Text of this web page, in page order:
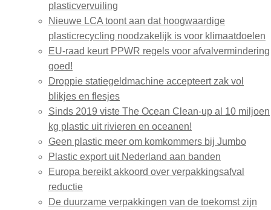
plasticvervuiling
Nieuwe LCA toont aan dat hoogwaardige
plasticrecycling noodzakelijk is voor klimaatdoelen
EU-raad keurt PPWR regels voor afvalvermindering
goed!
Droppie statiegeldmachine accepteert zak vol
blikjes en flesjes
Sinds 2019 viste The Ocean Clean-up al 10 miljoen
kg plastic uit rivieren en oceanen!
Geen plastic meer om komkommers bij Jumbo
Plastic export uit Nederland aan banden
Europa bereikt akkoord over verpakkingsafval
reductie
De duurzame verpakkingen van de toekomst zijn